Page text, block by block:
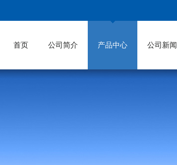
首页 公司简介 产品中心 公司新闻